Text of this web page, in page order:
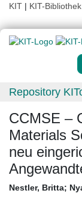
KIT | KIT-Bibliothek
Repository
CCMSE –
Materials
neu
Nestler, Britta;